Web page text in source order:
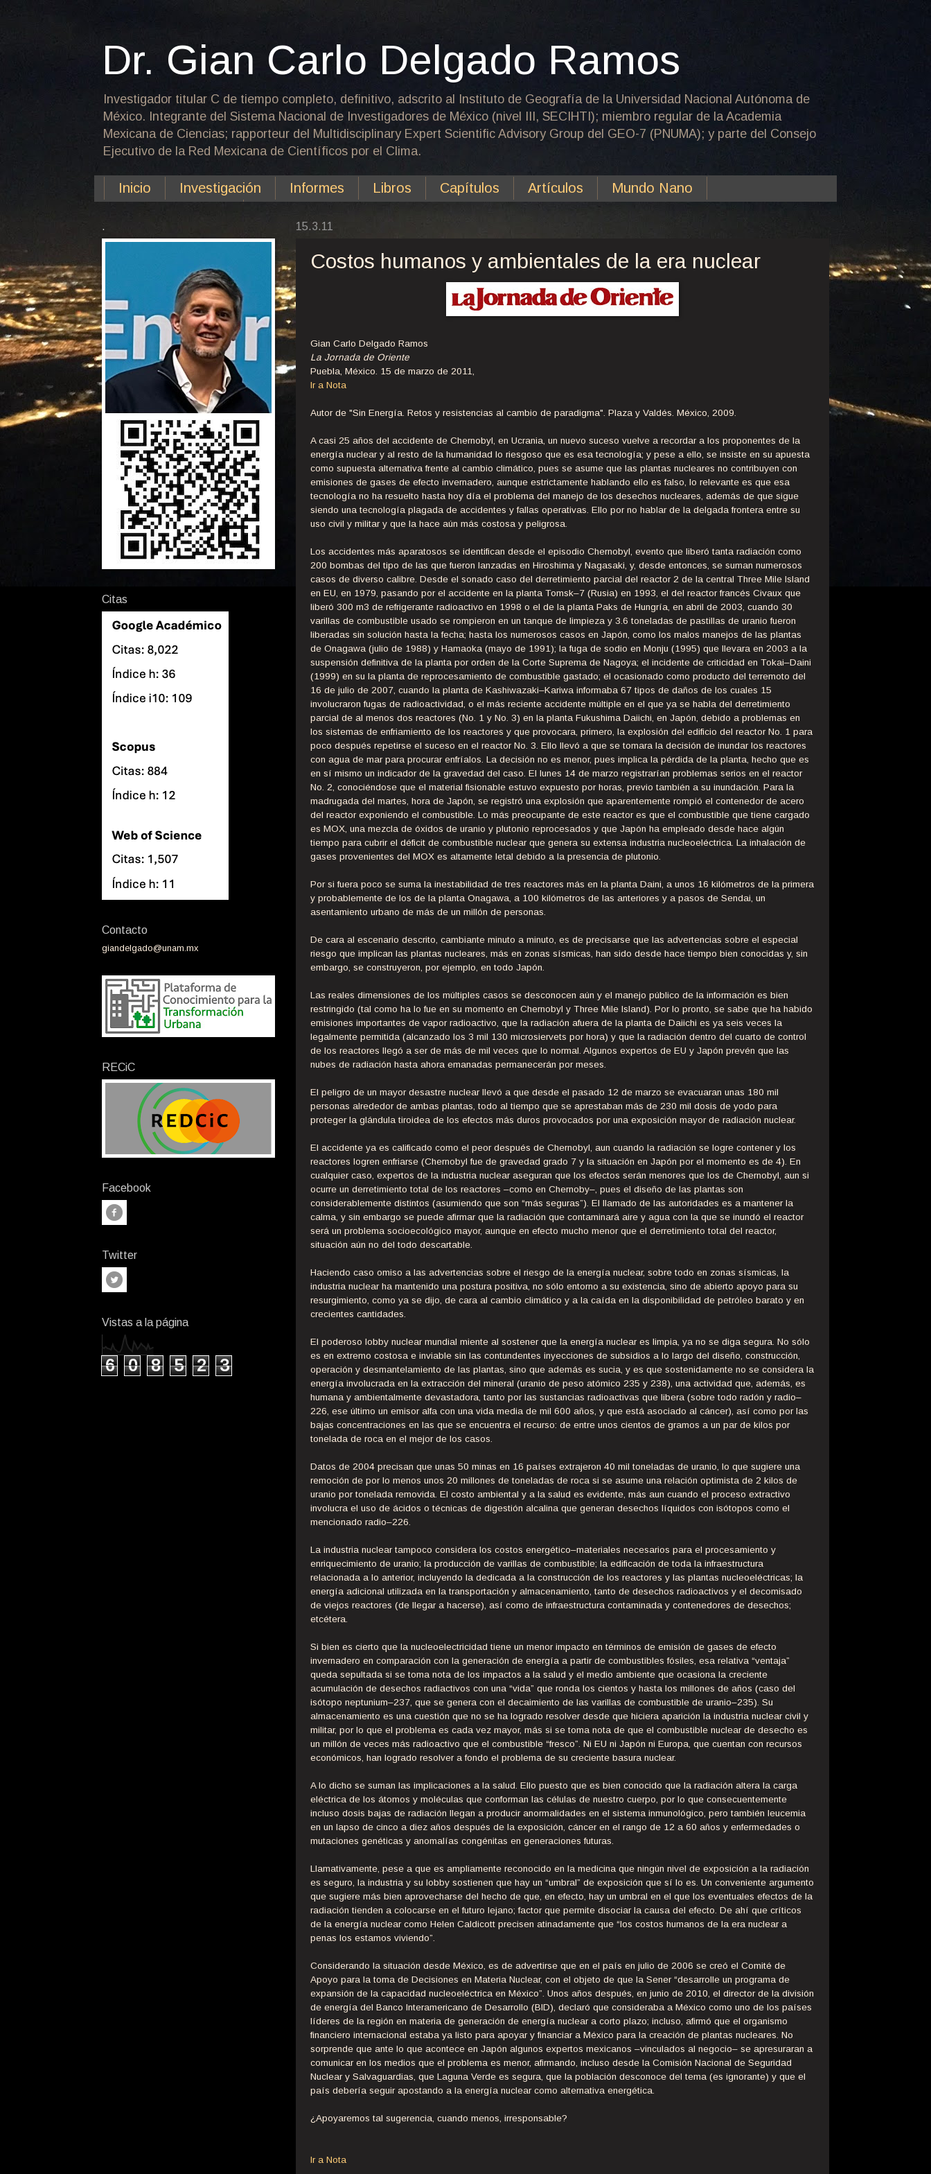
Dr. Gian Carlo Delgado Ramos
Investigador titular C de tiempo completo, definitivo, adscrito al Instituto de Geografía de la Universidad Nacional Autónoma de
México. Integrante del Sistema Nacional de Investigadores de México (nivel III, SECIHTI); miembro regular de la Academia
Mexicana de Ciencias; rapporteur del Multidisciplinary Expert Scientific Advisory Group del GEO-7 (PNUMA); y parte del Consejo
Ejecutivo de la Red Mexicana de Científicos por el Clima.
Inicio Investigación Informes Libros Capítulos Artículos
Mundo Nano
15.3.11
Costos humanos y ambientales de la era nuclear
Gian Carlo Delgado Ramos
La Jornada de Oriente
Puebla, México. 15 de marzo de 2011,
Ir a Nota
Autor de "Sin Energía. Retos y resistencias al cambio de paradigma". Plaza y Valdés. México, 2009.
A casi 25 años del accidente de Chernobyl, en Ucrania, un nuevo suceso vuelve a recordar a los proponentes de la
energía nuclear y al resto de la humanidad lo riesgoso que es esa tecnología; y pese a ello, se insiste en su apuesta
como supuesta alternativa frente al cambio climático, pues se asume que las plantas nucleares no contribuyen con
emisiones de gases de efecto invernadero, aunque estrictamente hablando ello es falso, lo relevante es que esa
tecnología no ha resuelto hasta hoy día el problema del manejo de los desechos nucleares, además de que sigue
siendo una tecnología plagada de accidentes y fallas operativas. Ello por no hablar de la delgada frontera entre su
uso civil y militar y que la hace aún más costosa y peligrosa.
Los accidentes más aparatosos se identifican desde el episodio Chernobyl, evento que liberó tanta radiación como
200 bombas del tipo de las que fueron lanzadas en Hiroshima y Nagasaki, y, desde entonces, se suman numerosos
casos de diverso calibre. Desde el sonado caso del derretimiento parcial del reactor 2 de la central Three Mile Island
en EU, en 1979, pasando por el accidente en la planta Tomsk–7 (Rusia) en 1993, el del reactor francés Civaux que
liberó 300 m3 de refrigerante radioactivo en 1998 o el de la planta Paks de Hungría, en abril de 2003, cuando 30
varillas de combustible usado se rompieron en un tanque de limpieza y 3.6 toneladas de pastillas de uranio fueron
liberadas sin solución hasta la fecha; hasta los numerosos casos en Japón, como los malos manejos de las plantas
de Onagawa (julio de 1988) y Hamaoka (mayo de 1991); la fuga de sodio en Monju (1995) que llevara en 2003 a la
suspensión definitiva de la planta por orden de la Corte Suprema de Nagoya; el incidente de criticidad en Tokai–Daini
(1999) en su la planta de reprocesamiento de combustible gastado; el ocasionado como producto del terremoto del
16 de julio de 2007, cuando la planta de Kashiwazaki–Kariwa informaba 67 tipos de daños de los cuales 15
involucraron fugas de radioactividad, o el más reciente accidente múltiple en el que ya se habla del derretimiento
parcial de al menos dos reactores (No. 1 y No. 3) en la planta Fukushima Daiichi, en Japón, debido a problemas en
los sistemas de enfriamiento de los reactores y que provocara, primero, la explosión del edificio del reactor No. 1 para
poco después repetirse el suceso en el reactor No. 3. Ello llevó a que se tomara la decisión de inundar los reactores
con agua de mar para procurar enfríalos. La decisión no es menor, pues implica la pérdida de la planta, hecho que es
en sí mismo un indicador de la gravedad del caso. El lunes 14 de marzo registrarían problemas serios en el reactor
No. 2, conociéndose que el material fisionable estuvo expuesto por horas, previo también a su inundación. Para la
madrugada del martes, hora de Japón, se registró una explosión que aparentemente rompió el contenedor de acero
del reactor exponiendo el combustible. Lo más preocupante de este reactor es que el combustible que tiene cargado
es MOX, una mezcla de óxidos de uranio y plutonio reprocesados y que Japón ha empleado desde hace algún
tiempo para cubrir el déficit de combustible nuclear que genera su extensa industria nucleoeléctrica. La inhalación de
gases provenientes del MOX es altamente letal debido a la presencia de plutonio.
Por si fuera poco se suma la inestabilidad de tres reactores más en la planta Daini, a unos 16 kilómetros de la primera
y probablemente de los de la planta Onagawa, a 100 kilómetros de las anteriores y a pasos de Sendai, un
asentamiento urbano de más de un millón de personas.
De cara al escenario descrito, cambiante minuto a minuto, es de precisarse que las advertencias sobre el especial
riesgo que implican las plantas nucleares, más en zonas sísmicas, han sido desde hace tiempo bien conocidas y, sin
embargo, se construyeron, por ejemplo, en todo Japón.
Las reales dimensiones de los múltiples casos se desconocen aún y el manejo público de la información es bien
restringido (tal como ha lo fue en su momento en Chernobyl y Three Mile Island). Por lo pronto, se sabe que ha habido
emisiones importantes de vapor radioactivo, que la radiación afuera de la planta de Daiichi es ya seis veces la
legalmente permitida (alcanzado los 3 mil 130 microsiervets por hora) y que la radiación dentro del cuarto de control
de los reactores llegó a ser de más de mil veces que lo normal. Algunos expertos de EU y Japón prevén que las
nubes de radiación hasta ahora emanadas permanecerán por meses.
El peligro de un mayor desastre nuclear llevó a que desde el pasado 12 de marzo se evacuaran unas 180 mil
personas alrededor de ambas plantas, todo al tiempo que se aprestaban más de 230 mil dosis de yodo para
proteger la glándula tiroidea de los efectos más duros provocados por una exposición mayor de radiación nuclear.
El accidente ya es calificado como el peor después de Chernobyl, aun cuando la radiación se logre contener y los
reactores logren enfriarse (Chernobyl fue de gravedad grado 7 y la situación en Japón por el momento es de 4). En
cualquier caso, expertos de la industria nuclear aseguran que los efectos serán menores que los de Chernobyl, aun si
ocurre un derretimiento total de los reactores –como en Chernoby–, pues el diseño de las plantas son
considerablemente distintos (asumiendo que son “más seguras”). El llamado de las autoridades es a mantener la
calma, y sin embargo se puede afirmar que la radiación que contaminará aire y agua con la que se inundó el reactor
será un problema socioecológico mayor, aunque en efecto mucho menor que el derretimiento total del reactor,
situación aún no del todo descartable.
Haciendo caso omiso a las advertencias sobre el riesgo de la energía nuclear, sobre todo en zonas sísmicas, la
industria nuclear ha mantenido una postura positiva, no sólo entorno a su existencia, sino de abierto apoyo para su
resurgimiento, como ya se dijo, de cara al cambio climático y a la caída en la disponibilidad de petróleo barato y en
crecientes cantidades.
El poderoso lobby nuclear mundial miente al sostener que la energía nuclear es limpia, ya no se diga segura. No sólo
es en extremo costosa e inviable sin las contundentes inyecciones de subsidios a lo largo del diseño, construcción,
operación y desmantelamiento de las plantas, sino que además es sucia, y es que sostenidamente no se considera la
energía involucrada en la extracción del mineral (uranio de peso atómico 235 y 238), una actividad que, además, es
humana y ambientalmente devastadora, tanto por las sustancias radioactivas que libera (sobre todo radón y radio–
226, ese último un emisor alfa con una vida media de mil 600 años, y que está asociado al cáncer), así como por las
bajas concentraciones en las que se encuentra el recurso: de entre unos cientos de gramos a un par de kilos por
tonelada de roca en el mejor de los casos.
Datos de 2004 precisan que unas 50 minas en 16 países extrajeron 40 mil toneladas de uranio, lo que sugiere una
remoción de por lo menos unos 20 millones de toneladas de roca si se asume una relación optimista de 2 kilos de
uranio por tonelada removida. El costo ambiental y a la salud es evidente, más aun cuando el proceso extractivo
involucra el uso de ácidos o técnicas de digestión alcalina que generan desechos líquidos con isótopos como el
mencionado radio–226.
La industria nuclear tampoco considera los costos energético–materiales necesarios para el procesamiento y
enriquecimiento de uranio; la producción de varillas de combustible; la edificación de toda la infraestructura
relacionada a lo anterior, incluyendo la dedicada a la construcción de los reactores y las plantas nucleoeléctricas; la
energía adicional utilizada en la transportación y almacenamiento, tanto de desechos radioactivos y el decomisado
de viejos reactores (de llegar a hacerse), así como de infraestructura contaminada y contenedores de desechos;
etcétera.
Si bien es cierto que la nucleoelectricidad tiene un menor impacto en términos de emisión de gases de efecto
invernadero en comparación con la generación de energía a partir de combustibles fósiles, esa relativa “ventaja”
queda sepultada si se toma nota de los impactos a la salud y el medio ambiente que ocasiona la creciente
acumulación de desechos radiactivos con una “vida” que ronda los cientos y hasta los millones de años (caso del
isótopo neptunium–237, que se genera con el decaimiento de las varillas de combustible de uranio–235). Su
almacenamiento es una cuestión que no se ha logrado resolver desde que hiciera aparición la industria nuclear civil y
militar, por lo que el problema es cada vez mayor, más si se toma nota de que el combustible nuclear de desecho es
un millón de veces más radioactivo que el combustible “fresco”. Ni EU ni Japón ni Europa, que cuentan con recursos
económicos, han logrado resolver a fondo el problema de su creciente basura nuclear.
A lo dicho se suman las implicaciones a la salud. Ello puesto que es bien conocido que la radiación altera la carga
eléctrica de los átomos y moléculas que conforman las células de nuestro cuerpo, por lo que consecuentemente
incluso dosis bajas de radiación llegan a producir anormalidades en el sistema inmunológico, pero también leucemia
en un lapso de cinco a diez años después de la exposición, cáncer en el rango de 12 a 60 años y enfermedades o
mutaciones genéticas y anomalías congénitas en generaciones futuras.
Llamativamente, pese a que es ampliamente reconocido en la medicina que ningún nivel de exposición a la radiación
es seguro, la industria y su lobby sostienen que hay un “umbral” de exposición que sí lo es. Un conveniente argumento
que sugiere más bien aprovecharse del hecho de que, en efecto, hay un umbral en el que los eventuales efectos de la
radiación tienden a colocarse en el futuro lejano; factor que permite disociar la causa del efecto. De ahí que críticos
de la energía nuclear como Helen Caldicott precisen atinadamente que “los costos humanos de la era nuclear a
penas los estamos viviendo”.
Considerando la situación desde México, es de advertirse que en el país en julio de 2006 se creó el Comité de
Apoyo para la toma de Decisiones en Materia Nuclear, con el objeto de que la Sener “desarrolle un programa de
expansión de la capacidad nucleoeléctrica en México”. Unos años después, en junio de 2010, el director de la división
de energía del Banco Interamericano de Desarrollo (BID), declaró que consideraba a México como uno de los países
líderes de la región en materia de generación de energía nuclear a corto plazo; incluso, afirmó que el organismo
financiero internacional estaba ya listo para apoyar y financiar a México para la creación de plantas nucleares. No
sorprende que ante lo que acontece en Japón algunos expertos mexicanos –vinculados al negocio– se apresuraran a
comunicar en los medios que el problema es menor, afirmando, incluso desde la Comisión Nacional de Seguridad
Nuclear y Salvaguardias, que Laguna Verde es segura, que la población desconoce del tema (es ignorante) y que el
país debería seguir apostando a la energía nuclear como alternativa energética.
¿Apoyaremos tal sugerencia, cuando menos, irresponsable?
Ir a Nota
.
Citas
Contacto
giandelgado@unam.mx
RECiC
Facebook
Twitter
Vistas a la página
6 0 8 5 2 3